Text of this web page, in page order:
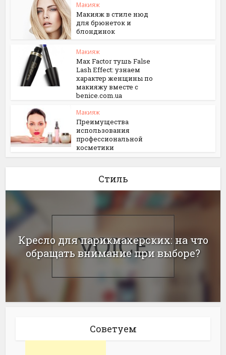
Макияж
Макияж в стиле нюд
для брюнеток и
блондинок
Макияж
Max Factor тушь False
Lash Effect: узнаем
характер женщины по
макияжу вместе с
benice.com.ua
Макияж
Преимущества
использования
профессиональной
косметики
Стиль
Кресло для парикмахерских: на что
обращать внимание при выборе?
Советуем